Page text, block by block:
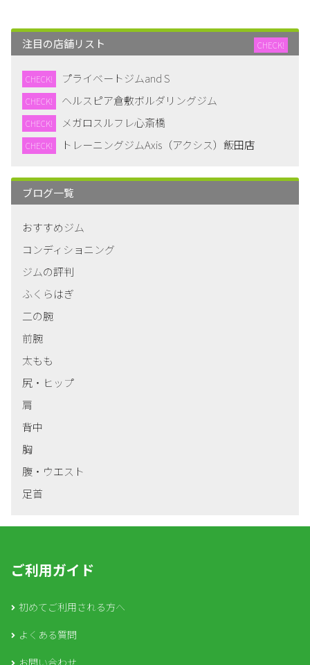
注目の店舗リスト CHECK!
CHECK! プライベートジムand S
CHECK! ヘルスピア倉敷ボルダリングジム
CHECK! メガロスルフレ心斎橋
CHECK! トレーニングジムAxis（アクシス）飯田店
ブログ一覧
おすすめジム
コンディショニング
ジムの評判
ふくらはぎ
二の腕
前腕
太もも
尻・ヒップ
肩
背中
胸
腹・ウエスト
足首
ご利用ガイド
初めてご利用される方へ
よくある質問